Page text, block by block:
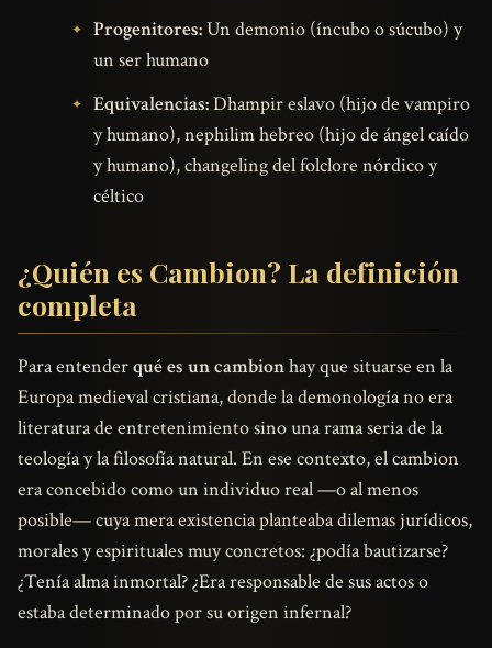
Progenitores:Un demonio (íncubo o súcubo) y
un ser humano
Equivalencias:Dhampir eslavo (hijo de vampiro
y humano), nephilim hebreo (hijo de ángel caído
y humano), changeling del folclore nórdico y
céltico
¿Quién es Cambion? La definición
completa
Para entenderqué es un cambionhay que situarse en la
Europa medieval cristiana, donde la demonología no era
literatura de entretenimiento sino una rama seria de la
teología y la filosofía natural. En ese contexto, el cambion
era concebido como un individuo real —o al menos
posible— cuya mera existencia planteaba dilemas jurídicos,
morales y espirituales muy concretos: ¿podía bautizarse?
¿Tenía alma inmortal? ¿Era responsable de sus actos o
estaba determinado por su origen infernal?